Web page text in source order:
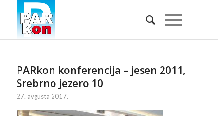
PARkon konferencija – jesen 2011,
Srebrno jezero 10
27. avgusta 2017.